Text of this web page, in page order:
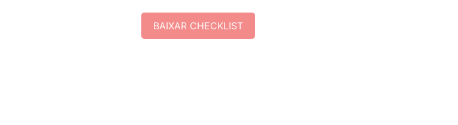
BAIXAR CHECKLIST